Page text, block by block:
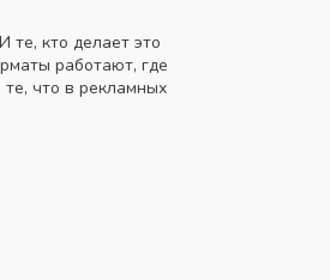
кто делает это
работают, где
что в рекламных